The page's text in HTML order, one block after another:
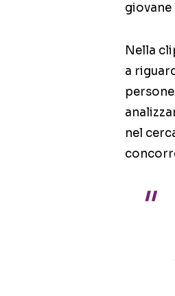
Nella
a
nel